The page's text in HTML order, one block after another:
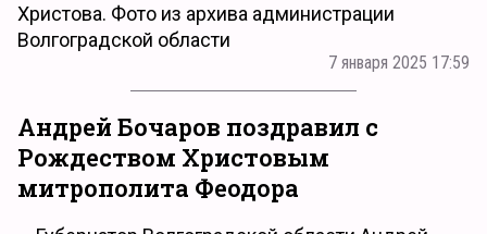
Христова. Фото из архива администрации
Волгоградской области
7 января 2025 17:59
Андрей Бочаров поздравил с
Рождеством Христовым
митрополита Феодора